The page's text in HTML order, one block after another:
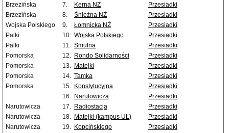
Brzezińska
7. Kerna NŻ
Przesiadki
Brzezińska
8. Śnieżna NŻ
Przesiadki
Wojska Polskiego
9. Łomnicka NŻ
Przesiadki
Palki
10. Wojska Polskiego
Przesiadki
Palki
11. Smutna
Przesiadki
Pomorska
12. Rondo Solidarności
Przesiadki
Pomorska
13. Matejki
Przesiadki
Pomorska
14. Tamka
Przesiadki
Pomorska
15. Konstytucyjna
Przesiadki
16. Narutowicza
Przesiadki
Narutowicza
17. Radiostacja
Przesiadki
Narutowicza
18. Matejki (kampus UŁ)
Przesiadki
Narutowicza
19. Kopcińskiego
Przesiadki